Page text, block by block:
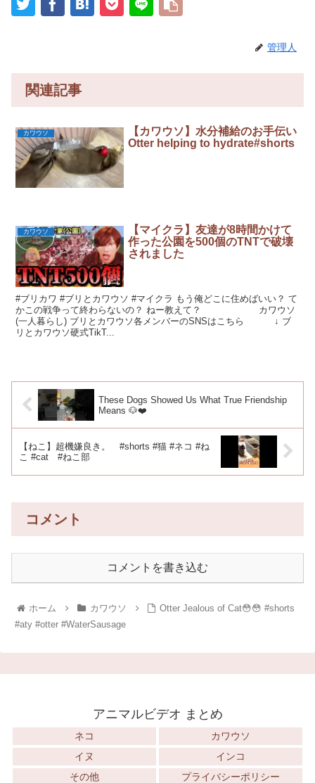
管理人
関連記事
カワウソ
【カワウソ】水分補給のお手伝い
Otter helping to hydrate#shorts
カワウソ
【マイクラ】友達が8時間かけて
作った公園を500個のTNTで破壊
されました
#ブリカワ #ブリとカワウソ #マイクラ もう俺どこに住めばいい？ て
かこの戦争って終わらないの？ ねー教えて？ カワウソ
(一人暮らし) ブリとカワウソ各メンバーのSNSはこちら ↓ ブ
リとカワウソ硬式TikT...
These Dogs Showed Us What True Friendship
Means 🐶❤️
【ねこ】超機嫌良き。 #shorts #猫 #ネコ #ね
こ #cat #ねこ部
コメント
コメントを書き込む
ホーム カワウソ
Otter Jealous of Cat😳😳 #shorts
#aty #otter #WaterSausage
アニマルビデオ まとめ
ネコ
カワウソ
イヌ
インコ
その他
プライバシーポリシー